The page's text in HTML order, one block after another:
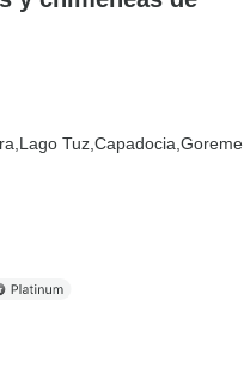
Lago Tuz, Capadocia, Goreme,